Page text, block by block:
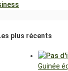
plus récents
Guinée